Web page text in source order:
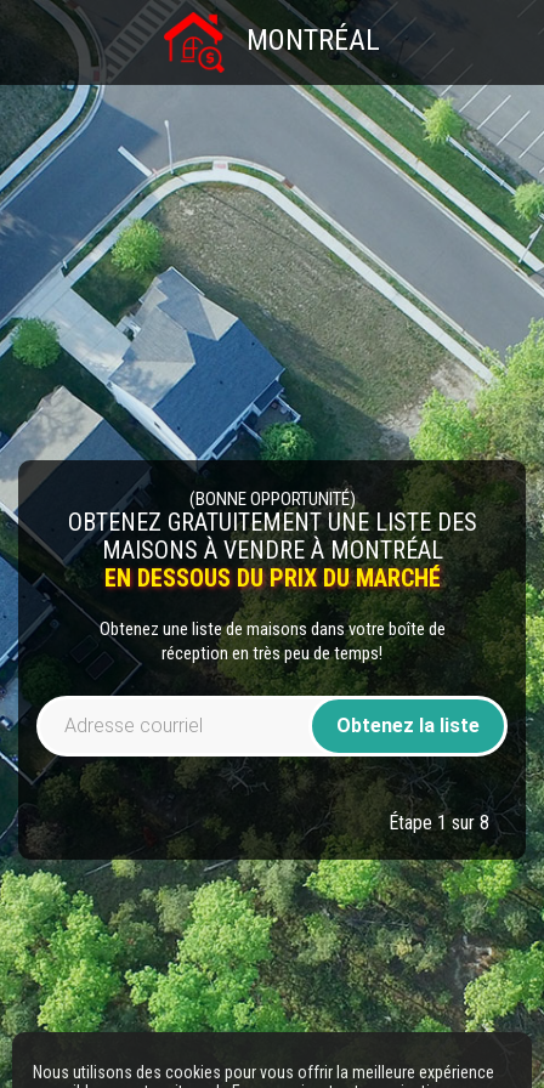
MONTRÉAL
(BONNE OPPORTUNITÉ)
OBTENEZ GRATUITEMENT UNE LISTE DES
MAISONS À VENDRE À MONTRÉAL
EN DESSOUS DU PRIX DU MARCHÉ
Obtenez une liste de maisons dans votre boîte de
réception en très peu de temps!
Obtenez la liste
Étape 1 sur 8
Nous utilisons des cookies pour vous offrir la meilleure expérience